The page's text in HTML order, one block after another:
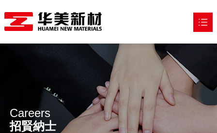


應用領域
Careers
招賢納士